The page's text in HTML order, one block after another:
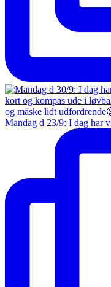
Mandag d 23/9: I dag har